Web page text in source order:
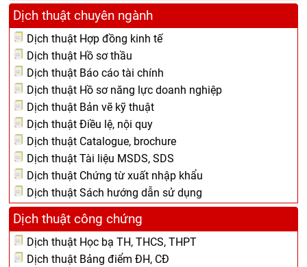
Dịch thuật chuyên ngành
Dịch thuật Hợp đồng kinh tế
Dịch thuật Hồ sơ thầu
Dịch thuật Báo cáo tài chính
Dịch thuật Hồ sơ năng lực doanh nghiệp
Dịch thuật Bản vẽ kỹ thuật
Dịch thuật Điều lệ, nội quy
Dịch thuật Catalogue, brochure
Dịch thuật Tài liệu MSDS, SDS
Dịch thuật Chứng từ xuất nhập khẩu
Dịch thuật Sách hướng dẫn sử dụng
Dịch thuật công chứng
Dịch thuật Học bạ TH, THCS, THPT
Dịch thuật Bảng điểm ĐH, CĐ